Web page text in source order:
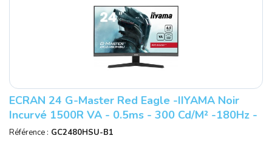
ECRAN 24 G-Master Red Eagle -IIYAMA Noir
Incurvé 1500R VA - 0.5ms - 300 Cd/m² -180Hz -
2xHDMI- DP- 2xUSB2.0 Réf : GC2480
Référence : GC2480HSU-B1